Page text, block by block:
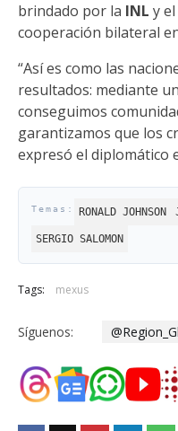
brindado por la INL y el
cooperación bilateral
“Así es como las
resultados: mediante
conseguimos
garantizamos que los
expresó el diplomático
RONALD JOHNSON
SERGIO SALOMON
Tags: mexus
Síguenos: